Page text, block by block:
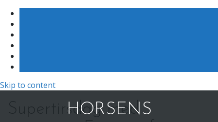
Skip to content
HORSENS
Supertirsdag med